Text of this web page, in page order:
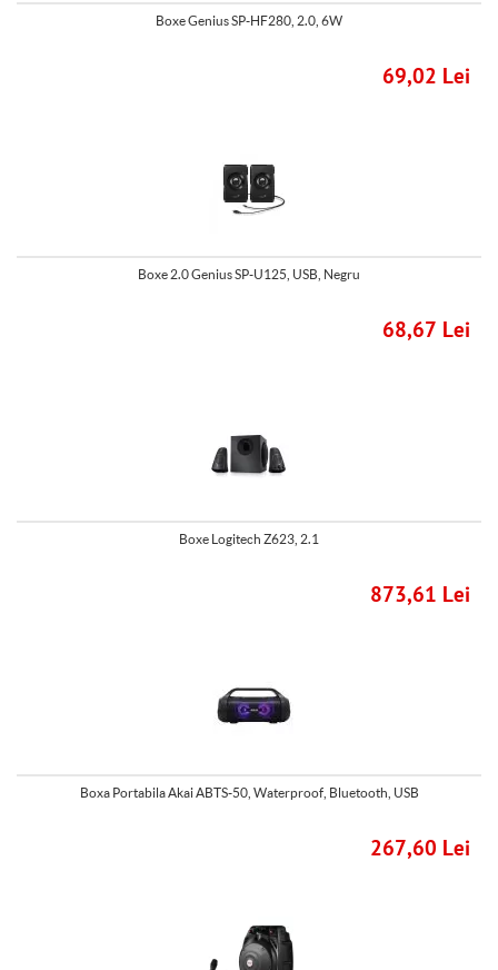
Boxe Genius SP-HF280, 2.0, 6W
69,02 Lei
Boxe 2.0 Genius SP-U125, USB, Negru
68,67 Lei
Boxe Logitech Z623, 2.1
873,61 Lei
Boxa Portabila Akai ABTS-50, Waterproof, Bluetooth, USB
267,60 Lei